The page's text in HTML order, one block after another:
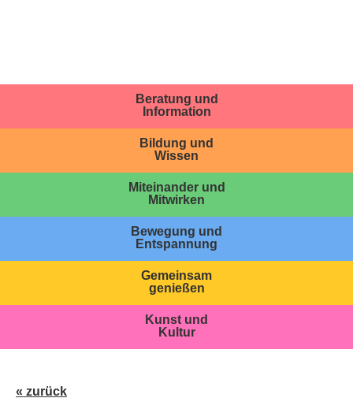
Beratung und
Information
Bildung und
Wissen
Miteinander und
Mitwirken
Bewegung und
Entspannung
Gemeinsam
genießen
Kunst und
Kultur
« zurück